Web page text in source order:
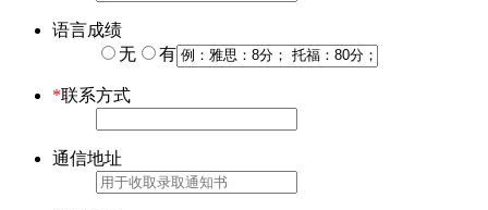
语言成绩
无
有
*联系方式
通信地址